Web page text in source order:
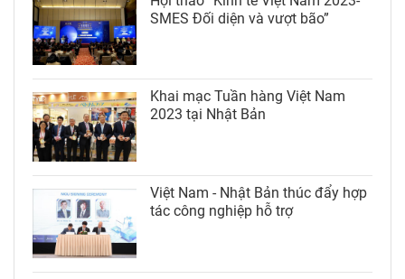
SMES Đối diện và vượt bão”
Khai mạc Tuần hàng Việt Nam
2023 tại Nhật Bản
Việt Nam - Nhật Bản thúc đẩy hợp
tác công nghiệp hỗ trợ